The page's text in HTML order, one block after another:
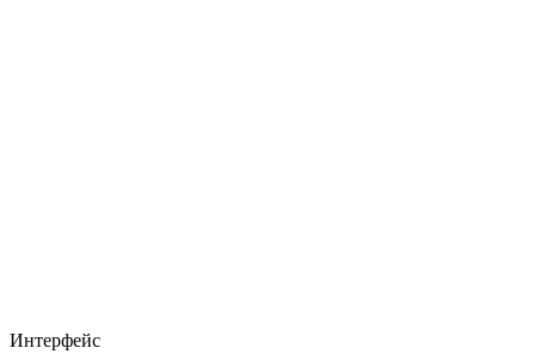
Интерфейс